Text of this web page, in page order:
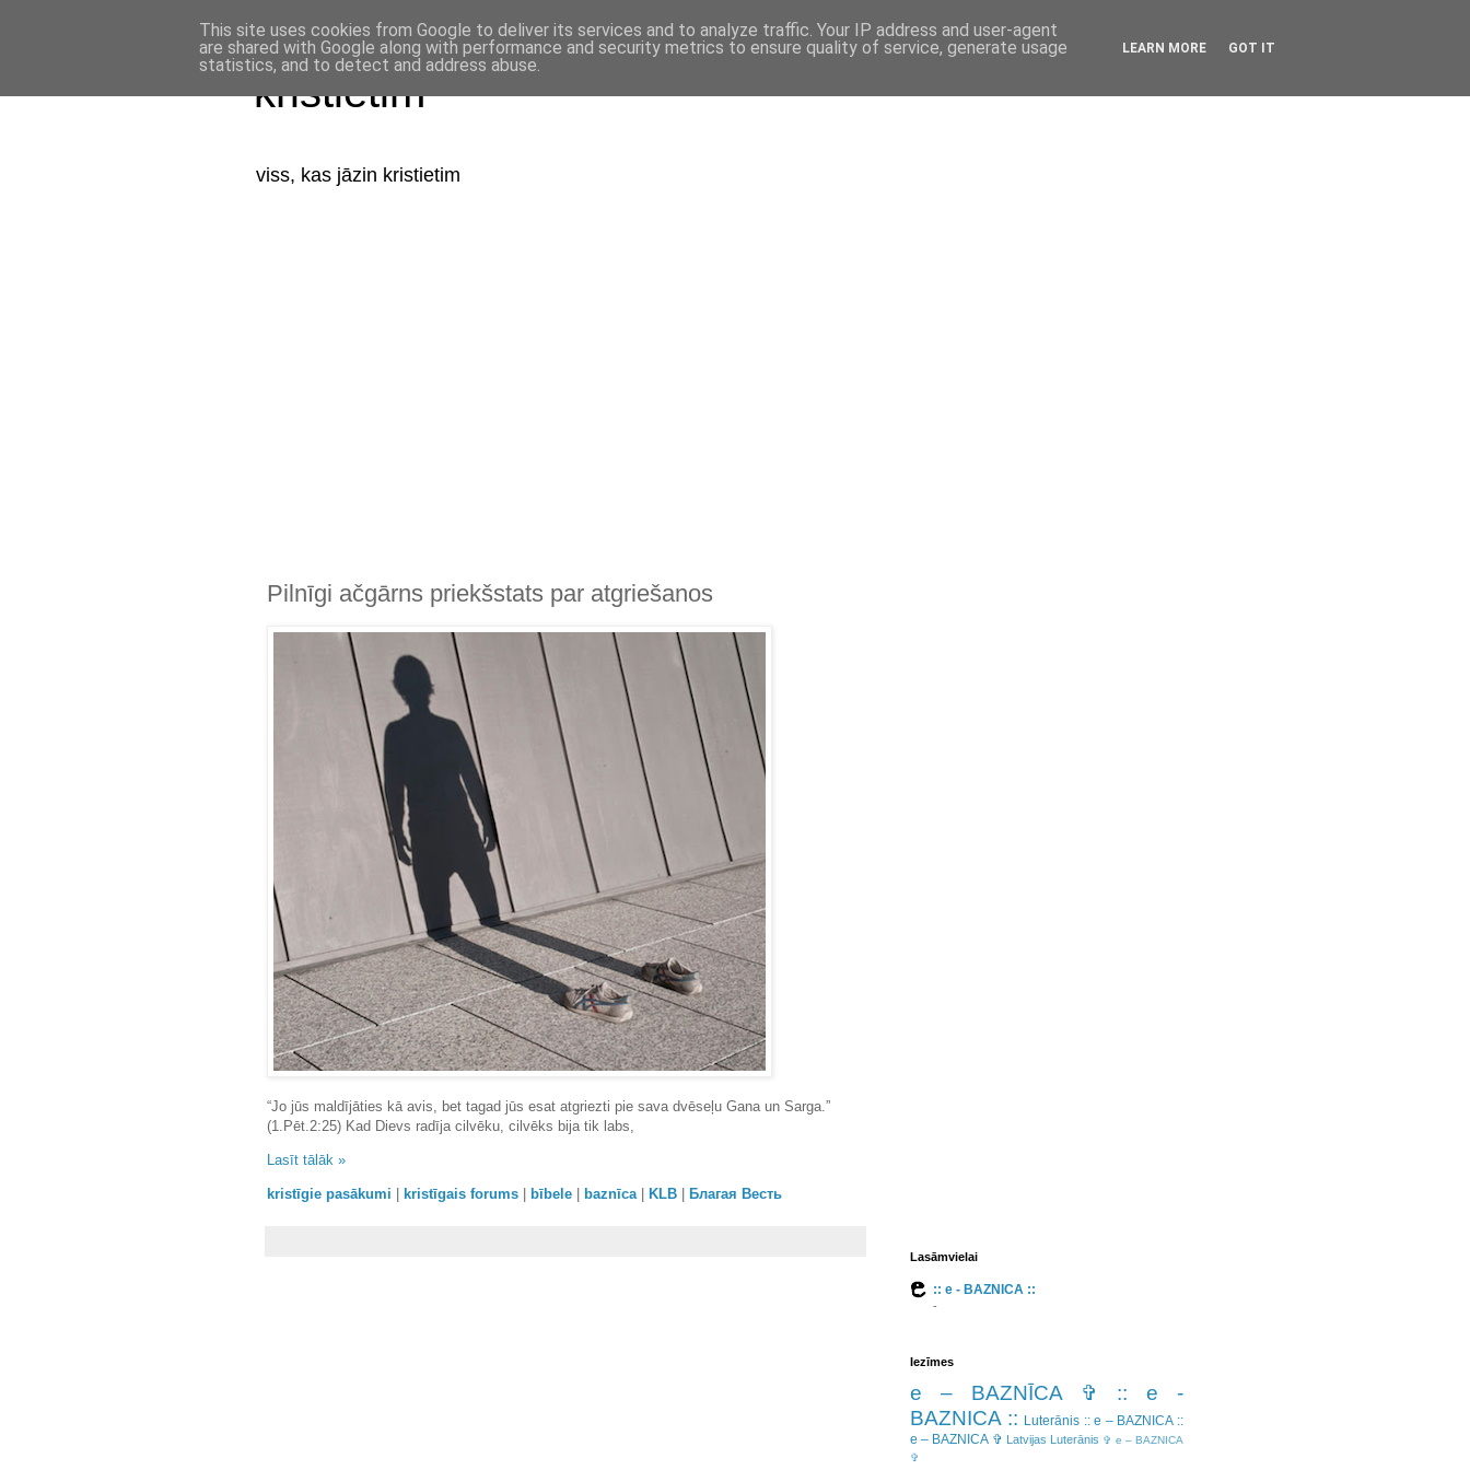
kristietim
viss, kas jāzin kristietim
Pilnīgi ačgārns priekšstats par atgriešanos
“Jo jūs maldījāties kā avis, bet tagad jūs esat atgriezti pie sava dvēseļu Gana un Sarga.”
(1.Pēt.2:25) Kad Dievs radīja cilvēku, cilvēks bija tik labs,
Lasīt tālāk »
kristīgie pasākumi kristīgais forums bībele baznīca| KLB Благая Весть
Lasāmvielai
:: e - BAZNICA ::
-
Iezīmes
e – BAZNĪCA ✞
:: e -
BAZNICA :: Luterānis :: e – BAZNICA ::
e – BAZNICA ✞ Latvijas Luterānis ✞ e – BAZNICA
✞
This site uses cookies from Google to deliver its services and to analyze traffic. Your IP address and user-agent
are shared with Google along with performance and security metrics to ensure quality of service, generate usage
statistics, and to detect and address abuse.
LEARN MORE GOT IT